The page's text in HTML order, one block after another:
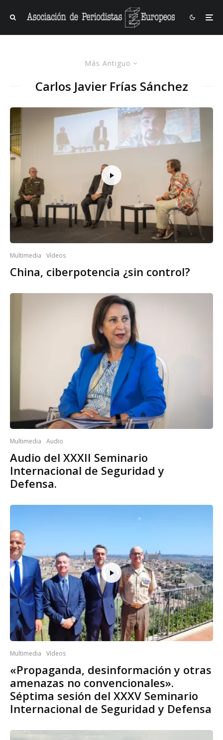
Más Antiguo
Carlos Javier Frías Sánchez
Multimedia Vídeos
China, ciberpotencia ¿sin control?
Multimedia Audio
Audio del XXXII Seminario
Internacional de Seguridad y
Defensa.
Multimedia Vídeos
«Propaganda, desinformación y otras
amenazas no convencionales».
Séptima sesión del XXXV Seminario
Internacional de Seguridad y Defensa